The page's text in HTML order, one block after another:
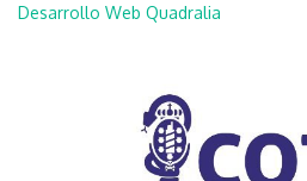
Desarrollo Web Quadralia